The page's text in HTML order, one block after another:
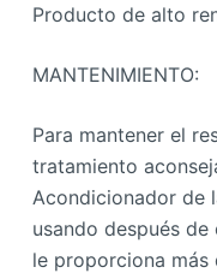
Producto de alto
MANTENIMIENTO:
Para mantener el
tratamiento
Acondicionador de
usando después de
le proporciona más